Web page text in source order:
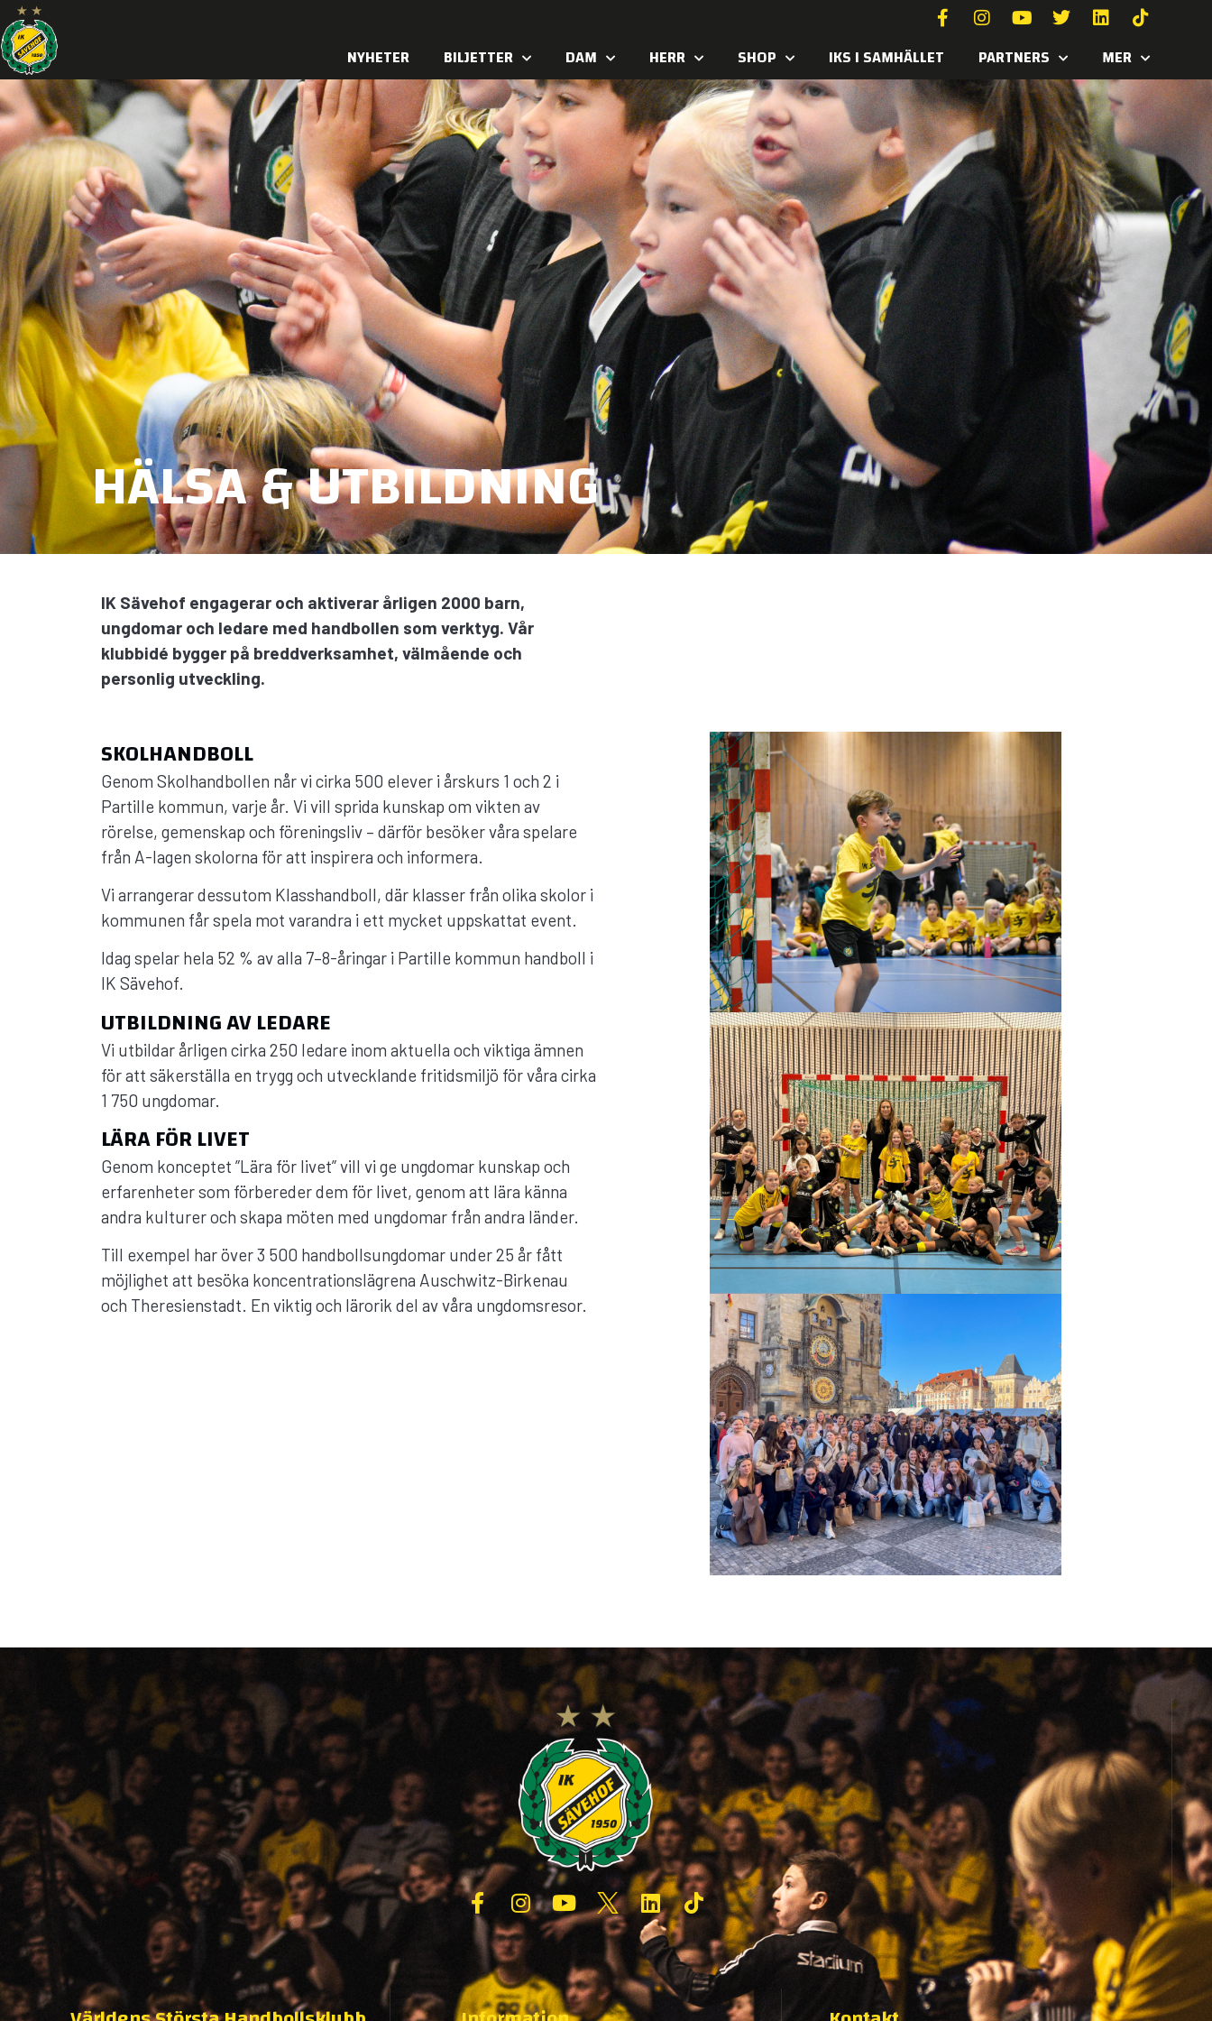
NYHETER BILJETTER DAM HERR SHOP IKS I SAMHÄLLET PARTNERS MER
HÄLSA & UTBILDNING
IK Sävehof engagerar och aktiverar årligen 2000 barn,
ungdomar och ledare med handbollen som verktyg. Vår
klubbidé bygger på breddverksamhet, välmående och
personlig utveckling.
SKOLHANDBOLL
Genom Skolhandbollen når vi cirka 500 elever i årskurs 1 och 2 i
Partille kommun, varje år. Vi vill sprida kunskap om vikten av
rörelse, gemenskap och föreningsliv – därför besöker våra spelare
från A-lagen skolorna för att inspirera och informera.
Vi arrangerar dessutom Klasshandboll, där klasser från olika skolor i
kommunen får spela mot varandra i ett mycket uppskattat event.
Idag spelar hela 52 % av alla 7–8-åringar i Partille kommun handboll i
IK Sävehof.
UTBILDNING AV LEDARE
Vi utbildar årligen cirka 250 ledare inom aktuella och viktiga ämnen
för att säkerställa en trygg och utvecklande fritidsmiljö för våra cirka
1 750 ungdomar.
LÄRA FÖR LIVET
Genom konceptet ”Lära för livet” vill vi ge ungdomar kunskap och
erfarenheter som förbereder dem för livet, genom att lära känna
andra kulturer och skapa möten med ungdomar från andra länder.
Till exempel har över 3 500 handbollsungdomar under 25 år fått
möjlighet att besöka koncentrationslägrena Auschwitz-Birkenau
och Theresienstadt. En viktig och lärorik del av våra ungdomsresor.